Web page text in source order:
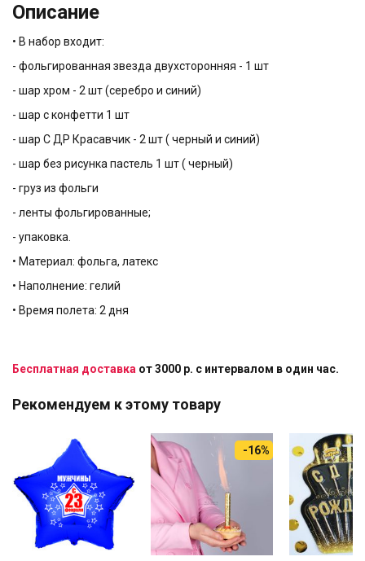
Описание
• В набор входит:
- фольгированная звезда двухсторонняя - 1 шт
- шар хром - 2 шт (серебро и синий)
- шар с конфетти 1 шт
- шар С ДР Красавчик - 2 шт ( черный и синий)
- шар без рисунка пастель 1 шт ( черный)
- груз из фольги
- ленты фольгированные;
- упаковка.
• Материал: фольга, латекс
• Наполнение: гелий
• Время полета: 2 дня
Бесплатная доставка от 3000 р. с интервалом в один час.
Рекомендуем к этому товару
-16%